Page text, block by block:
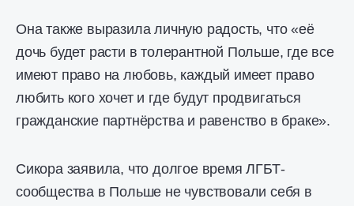
Она также выразила личную радость, что «её
дочь будет расти в толерантной Польше, где все
имеют право на любовь, каждый имеет право
любить кого хочет и где будут продвигаться
гражданские партнёрства и равенство в браке».
Сикора заявила, что долгое время ЛГБТ-
сообщества в Польше не чувствовали себя в